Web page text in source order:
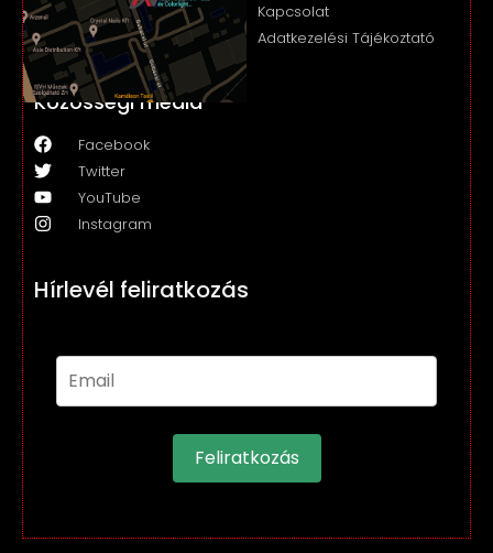
Kapcsolat
Adatkezelési Tájékoztató
Közösségi média
Facebook
Twitter
YouTube
Instagram
Hírlevél feliratkozás
Feliratkozás